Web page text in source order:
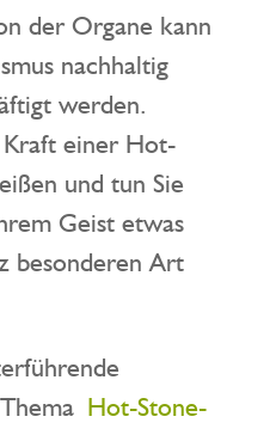
der Organe kann
nachhaltig
werden.
Kraft einer Hot-
und tun Sie
Geist etwas
besonderen Art
Hot-Stone-